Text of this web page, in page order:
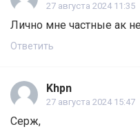
27 августа 2024 11:35
Лично мне частные ак
Ответить
Khpn
27 августа 2024 15:47
Серж,